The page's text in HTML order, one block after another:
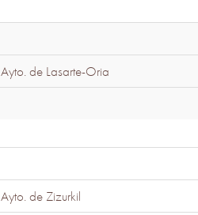
Ayto. de Lasarte-Oria
Ayto. de Zizurkil